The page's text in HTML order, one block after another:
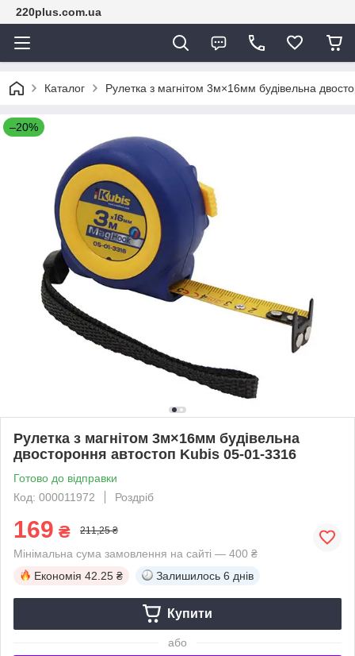
220plus.com.ua
Каталог Рулетка з магнітом 3м×16мм будівельна
–20%
Рулетка з магнітом 3м×16мм будівельна
двостороння автостоп Kubis 05-01-3316
Готово до відправки
Код: 000011972
Роздріб
169 ₴ 211,25 ₴
Мінімальна сума замовлення на сайті — 400 ₴
Економія 42.25 ₴ Залишилось 6 днів
Купити
або